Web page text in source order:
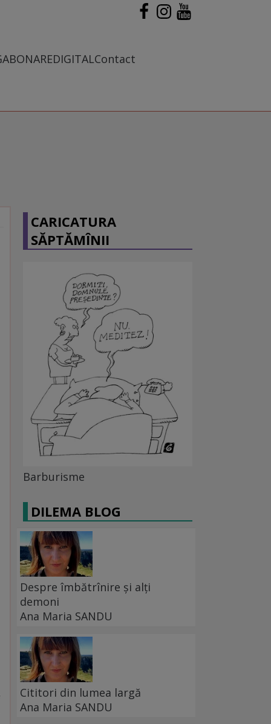
ABONAREDIGITALContact
CARICATURA
SĂPTĂMÎNII
Barburisme
DILEMA BLOG
Despre îmbătrînire și alți
demoni
Ana Maria SANDU
Cititori din lumea largă
Ana Maria SANDU